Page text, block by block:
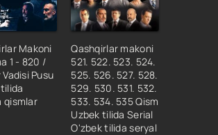
Makoni
1 - 820 /
Pusu
qismlar
Qashqirlar makoni
521. 522. 523. 524.
525. 526. 527. 528.
529. 530. 531. 532.
533. 534. 535 Qism
Uzbek tilida Serial
O'zbek tilida seryal